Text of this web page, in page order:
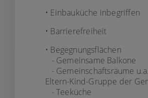
• Einbauküche inbegriffen
• Barrierefreiheit
• Begegnungsflächen
- Gemeinsame Balkone
- Gemeinschaftsräume
Eltern-Kind-Gruppe der
- Teeküche